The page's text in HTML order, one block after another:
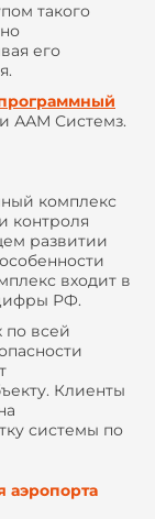
такого
его
ААМ Системз.
комплекс
контроля
развитии
входит в
РФ.
по всей
Клиенты
системы по
аэропорта